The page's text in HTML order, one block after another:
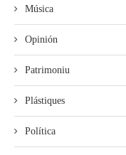
Música
Opinión
Patrimoniu
Plástiques
Política